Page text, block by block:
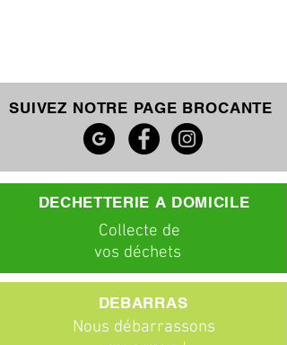
SUIVEZ NOTRE PAGE BROCANTE
DECHETTERIE A DOMICILE
Collecte de
vos déchets
DEBARRAS
Nous débarrassons